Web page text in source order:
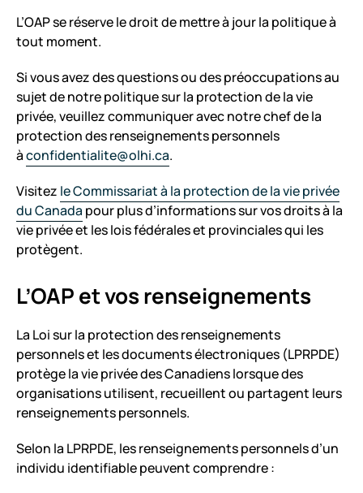
L’OAP se réserve le droit de mettre à jour la politique à
tout moment.
Si vous avez des questions ou des préoccupations au
sujet de notre politique sur la protection de la vie
privée, veuillez communiquer avec notre chef de la
protection des renseignements personnels
àconfidentialite@olhi.ca.
Visitez le Commissariat à la protection de la vie privée
du Canada pour plus d’informations sur vos droits à la
vie privée et les lois fédérales et provinciales qui les
protègent.
L’OAP et vos renseignements
La Loi sur la protection des renseignements
personnels et les documents électroniques (LPRPDE)
protège la vie privée des Canadiens lorsque des
organisations utilisent, recueillent ou partagent leurs
renseignements personnels.
Selon la LPRPDE, les renseignements personnels d’un
individu identifiable peuvent comprendre :